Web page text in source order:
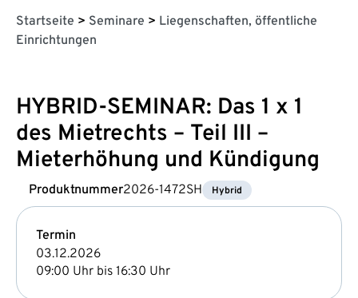
Startseite > Seminare > Liegenschaften, öffentliche
Einrichtungen
HYBRID-SEMINAR: Das 1 x 1
des Mietrechts – Teil III –
Mieterhöhung und Kündigung
Produktnummer2026-1472SH Hybrid
Termin
03.12.2026
09:00 Uhr bis 16:30 Uhr